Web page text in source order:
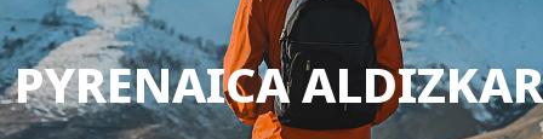
PYRENAICA